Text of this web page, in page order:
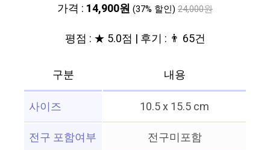
가격 : 14,900원 (37% 할인) 24,000원
평점 : ★ 5.0점 | 후기 : 👨‍‍ 65건
구분
내용
사이즈
10.5 x 15.5 cm
전구 포함여부
전구미포함